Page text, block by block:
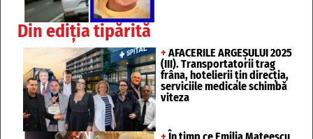
Din ediția tipărită
+ AFACERILE ARGEȘULUI 2025
(III). Transportatorii trag
frâna, hotelierii țin direcția,
serviciile medicale schimbă
viteza